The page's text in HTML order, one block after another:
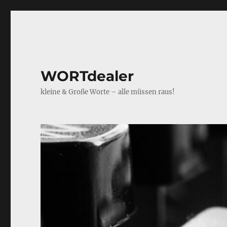
WORTdealer
kleine & Große Worte – alle müssen raus!